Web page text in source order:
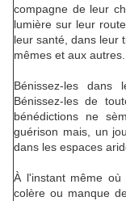
compagne de leur
lumière sur leur
leur santé, dans leur
mêmes et aux autres.
Bénissez-les dans
Bénissez-les de
bénédictions ne
guérison mais, un
dans les espaces
À l'instant même où
colère ou manque